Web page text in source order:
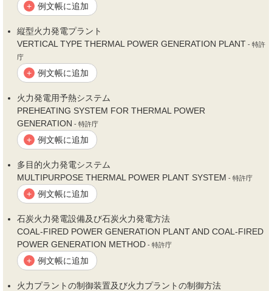
+ 例文帳に追加
縦型火力発電プラント
VERTICAL TYPE THERMAL POWER GENERATION PLANT - 特許
庁
+ 例文帳に追加
火力発電用予熱システム
PREHEATING SYSTEM FOR THERMAL POWER
GENERATION - 特許庁
+ 例文帳に追加
多目的火力発電システム
MULTIPURPOSE THERMAL POWER PLANT SYSTEM - 特許庁
+ 例文帳に追加
石炭火力発電設備及び石炭火力発電方法
COAL-FIRED POWER GENERATION PLANT AND COAL-FIRED
POWER GENERATION METHOD - 特許庁
+ 例文帳に追加
火力プラントの制御装置及び火力プラントの制御方法